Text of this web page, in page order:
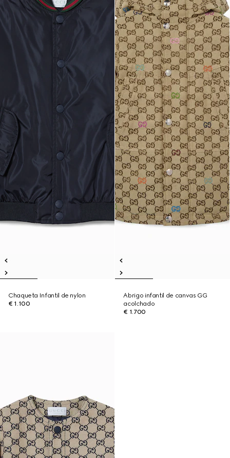
Chaqueta Infantil de nylon
€ 1.100
Abrigo infantil de canvas GG
acolchado
€ 1.700